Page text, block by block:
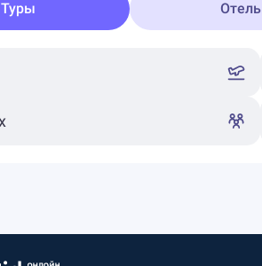
Туры Отель